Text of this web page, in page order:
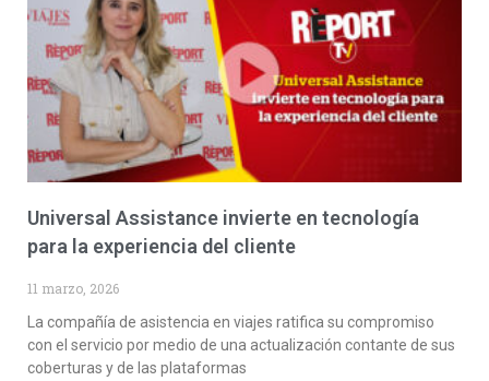
Universal Assistance invierte en tecnología
para la experiencia del cliente
11 marzo, 2026
La compañía de asistencia en viajes ratifica su compromiso
con el servicio por medio de una actualización contante de sus
coberturas y de las plataformas